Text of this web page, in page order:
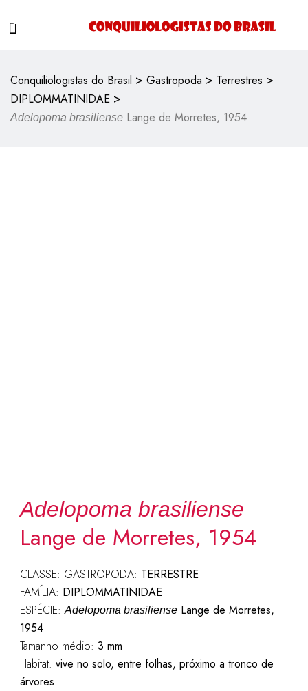
Conquiliologistas do Brasil > Gastropoda > Terrestres >
DIPLOMMATINIDAE >
Adelopoma brasiliense Lange de Morretes, 1954
Adelopoma brasiliense
Lange de Morretes, 1954
CLASSE: GASTROPODA: TERRESTRE
FAMÍLIA: DIPLOMMATINIDAE
ESPÉCIE:Adelopoma brasilienseLange de Morretes,
1954
Tamanho médio: 3 mm
Habitat: vive no solo, entre folhas, próximo a tronco de
árvores